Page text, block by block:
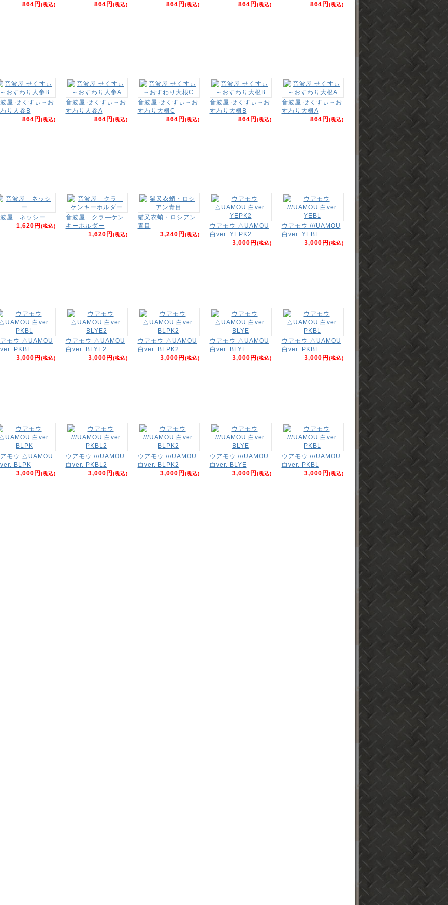
864円(税込)
864円(税込)
864円(税込)
864円(税込)
864円(税込)
屋 せくすぃ～お
り人参B
864円(税込)
音波屋 せくすぃ～お
すわり人参A
864円(税込)
音波屋 せくすぃ～お
すわり大根C
864円(税込)
音波屋 せくすぃ～お
すわり大根B
864円(税込)
音波屋 せくすぃ～お
すわり大根A
864円(税込)
屋 ネッシー
1,620円(税込)
音波屋 クラ―ケン
キーホルダー
1,620円(税込)
猫又衣蛸・ロシアン
青目
3,240円(税込)
ウアモウ △UAMOU
白ver. YEPK2
3,000円(税込)
ウアモウ ///UAMOU
白ver. YEBL
3,000円(税込)
モウ △UAMOU
PKBL
3,000円(税込)
ウアモウ △UAMOU
白ver. BLYE2
3,000円(税込)
ウアモウ △UAMOU
白ver. BLPK2
3,000円(税込)
ウアモウ △UAMOU
白ver. BLYE
3,000円(税込)
ウアモウ △UAMOU
白ver. PKBL
3,000円(税込)
モウ △UAMOU
BLPK
3,000円(税込)
ウアモウ ///UAMOU
白ver. PKBL2
3,000円(税込)
ウアモウ ///UAMOU
白ver. BLPK2
3,000円(税込)
ウアモウ ///UAMOU
白ver. BLYE
3,000円(税込)
ウアモウ ///UAMOU
白ver. PKBL
3,000円(税込)